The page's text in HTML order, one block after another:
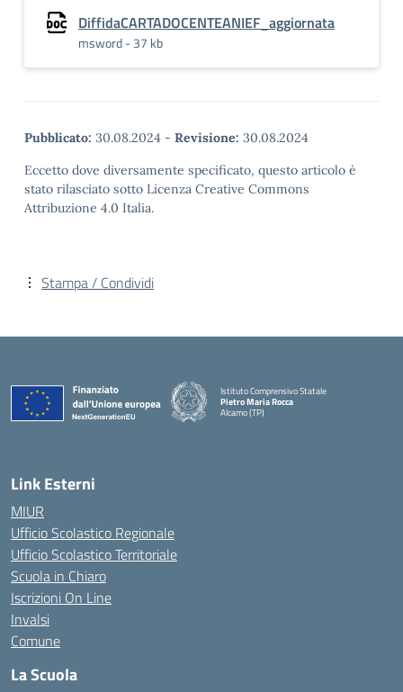
DiffidaCARTADOCENTEANIEF_aggiornata
msword - 37 kb
Pubblicato: 30.08.2024 - Revisione: 30.08.2024
Eccetto dove diversamente specificato, questo articolo è
stato rilasciato sotto Licenza Creative Commons
Attribuzione 4.0 Italia.
Stampa / Condividi
Istituto Comprensivo Statale
Pietro Maria Rocca
Alcamo (TP)
Link Esterni
MIUR
Ufficio Scolastico Regionale
Ufficio Scolastico Territoriale
Scuola in Chiaro
Iscrizioni On Line
Invalsi
Comune
La Scuola